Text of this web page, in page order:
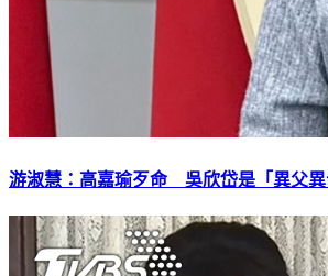
游淑慧：高嘉瑜歹命 吳欣岱是「異父